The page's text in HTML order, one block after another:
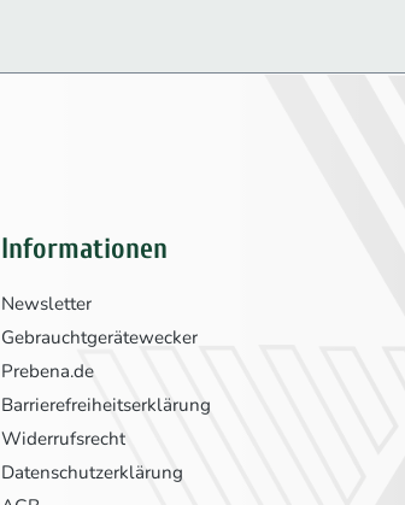
Informationen
Newsletter
Gebrauchtgerätewecker
Prebena.de
Barrierefreiheitserklärung
Widerrufsrecht
Datenschutzerklärung